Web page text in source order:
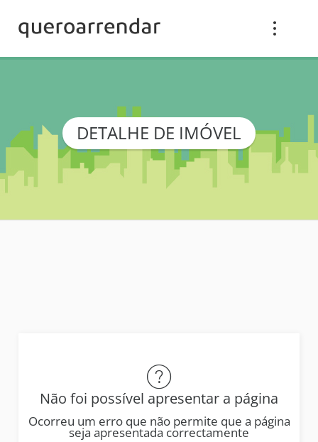
DETALHE DE IMÓVEL
Não foi possível apresentar a página
Ocorreu um erro que não permite que a página
seja apresentada correctamente